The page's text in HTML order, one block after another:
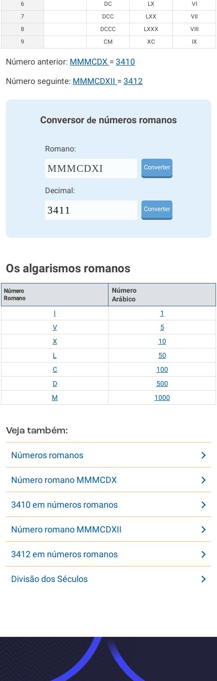
6
DC LX
VI
7
DCC LXX
VII
8
DCCC LXXX
VIII
9
CM XC IX
Número anterior: MMMCDX = 3410
Número seguinte: MMMCDXII = 3412
Conversor de números romanos
Romano:
MMMCDXI Converter
Decimal:
Converter
Os algarismos romanos
Número
Romano
Número
Arábico
I
1
V
5
X
10
L
50
C
100
D
500
M
1000
Veja também:
Números romanos
Número romano MMMCDX
3410 em números romanos
Número romano MMMCDXII
3412 em números romanos
Divisão dos Séculos